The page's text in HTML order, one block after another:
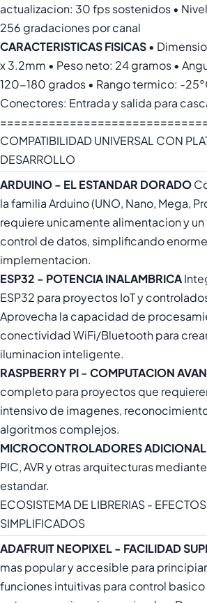
actualizacion: 30 fps sostenidos •
256 gradaciones por canal
CARACTERISTICAS FISICAS•
x 3.2mm • Peso neto: 24 gramos •
120-180 grados • Rango termico: -
Conectores: Entrada y salida para
COMPATIBILIDAD UNIVERSAL CON
DESARROLLO
ARDUINO - EL ESTANDAR DORADO
la familia Arduino (UNO, Nano, Mega,
requiere unicamente alimentacion y
control de datos, simplificando
implementacion.
ESP32 - POTENCIA INALAMBRICA
ESP32 para proyectos IoT y
Aprovecha la capacidad de
conectividad WiFi/Bluetooth para
iluminacion inteligente.
RASPBERRY PI - COMPUTACION
completo para proyectos que
intensivo de imagenes,
algoritmos complejos.
MICROCONTROLADORES
PIC, AVR y otras arquitecturas
estandar.
ECOSISTEMA DE LIBRERIAS -
SIMPLIFICADOS
ADAFRUIT NEOPIXEL - FACILIDAD
mas popular y accesible para
funciones intuitivas para control